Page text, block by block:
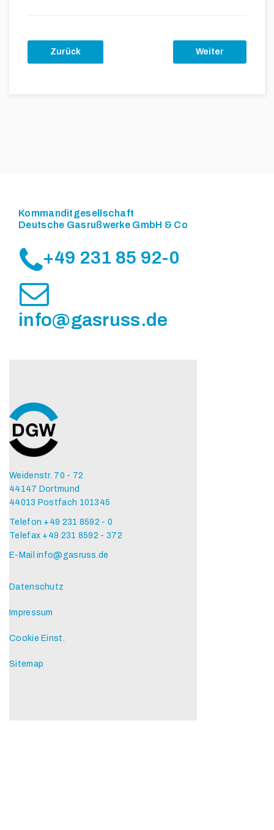
Zurück Weiter
Kommanditgesellschaft
Deutsche Gasrußwerke GmbH & Co
+49 231 85 92-0
info@gasruss.de
Weidenstr. 70 - 72
44147 Dortmund
44013 Postfach 101345
Telefon +49 231 8592 - 0
Telefax +49 231 8592 - 372
E-Mailinfo@gasruss.de
Datenschutz
Impressum
Cookie Einst.
Sitemap